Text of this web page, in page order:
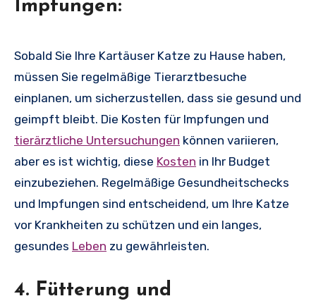
Impfungen:
Sobald Sie Ihre Kartäuser Katze zu Hause haben,
müssen Sie regelmäßige Tierarztbesuche
einplanen, um sicherzustellen, dass sie gesund und
geimpft bleibt. Die Kosten für Impfungen und
tierärztliche Untersuchungen können variieren,
aber es ist wichtig, diese Kosten in Ihr Budget
einzubeziehen. Regelmäßige Gesundheitschecks
und Impfungen sind entscheidend, um Ihre Katze
vor Krankheiten zu schützen und ein langes,
gesundes Leben zu gewährleisten.
4. Fütterung und